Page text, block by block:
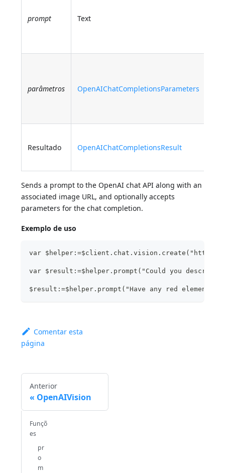
prompt Text
parâmetros OpenAIChatCompletionsParameters
Resultado OpenAIChatCompletionsResult
Sends a prompt to the OpenAI chat API along with an
associated image URL, and optionally accepts
parameters for the chat completion.
Exemplo de uso
var $helper:=$client.chat.vision.create("http://
var $result:=$helper.prompt("Could you
$result:=$helper.prompt("Have any red
Comentar esta
página
Anterior
OpenAIVision
Funçõ
es
pr
o
m